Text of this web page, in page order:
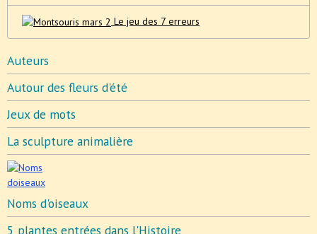
Le jeu des 7 erreurs
Auteurs
Autour des fleurs d'été
Jeux de mots
La sculpture animalière
Noms d'oiseaux
5 plantes entrées dans l'Histoire